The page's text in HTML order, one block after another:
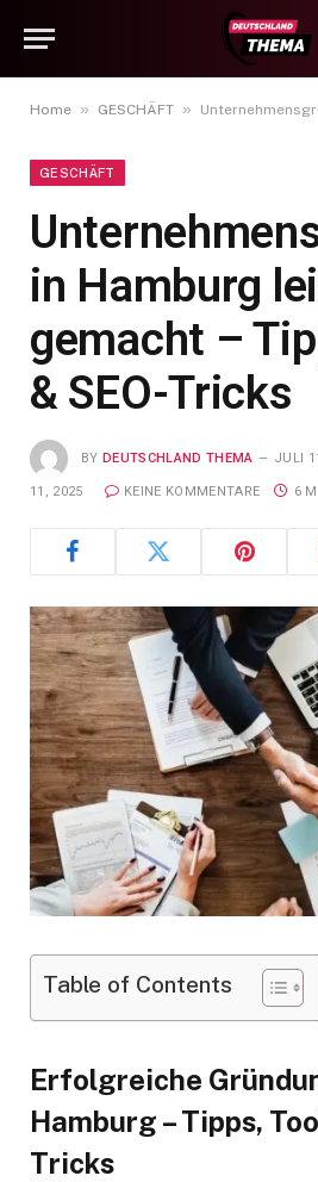
Home » GESCHÄFT » Unternehmensgründung in
GESCHÄFT
in Hamburg
gemacht –
& SEO-Tricks
BY DEUTSCHLAND THEMA JULI
11, 2025 KEINE KOMMENTARE 6
Table of Contents
Erfolgreiche
Hamburg – Tipps,
Tricks